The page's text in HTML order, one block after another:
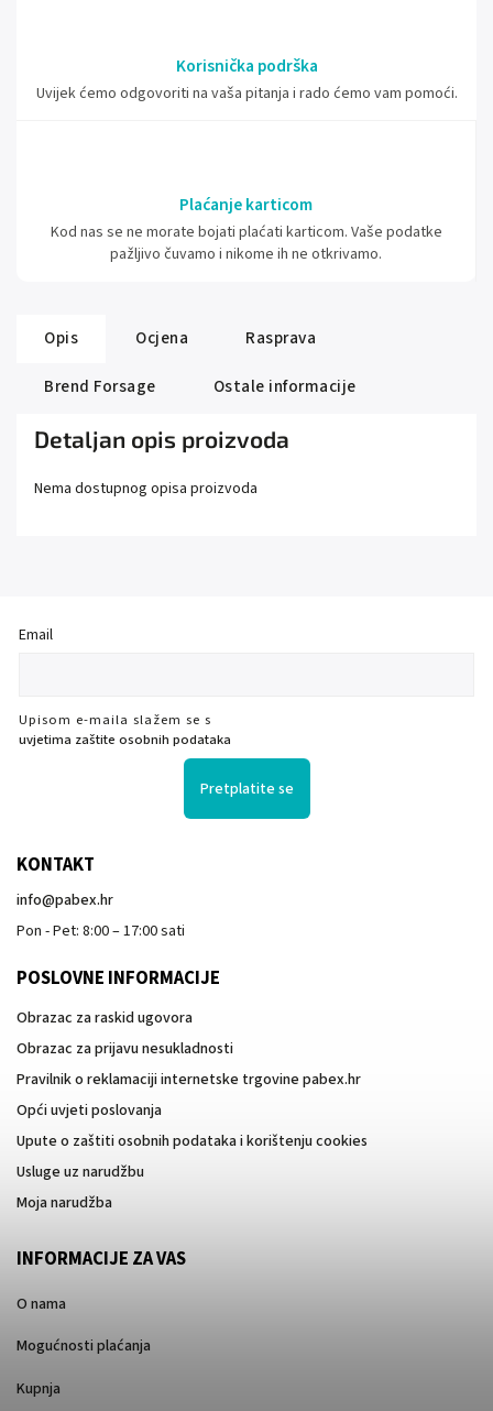
Korisnička podrška
Uvijek ćemo odgovoriti na vaša pitanja i rado ćemo vam pomoći.
Plaćanje karticom
Kod nas se ne morate bojati plaćati karticom. Vaše podatke
pažljivo čuvamo i nikome ih ne otkrivamo.
Opis Ocjena
Rasprava
Brend Forsage Ostale informacije
Detaljan opis proizvoda
Nema dostupnog opisa proizvoda
Email
Upisom e-maila slažem se s
uvjetima zaštite osobnih podataka
Pretplatite se
KONTAKT
info@pabex.hr
Pon - Pet: 8:00 – 17:00 sati
POSLOVNE INFORMACIJE
Obrazac za raskid ugovora
Obrazac za prijavu nesukladnosti
Pravilnik o reklamaciji internetske trgovine pabex.hr
Opći uvjeti poslovanja
Upute o zaštiti osobnih podataka i korištenju cookies
Usluge uz narudžbu
Moja narudžba
INFORMACIJE ZA VAS
O nama
Mogućnosti plaćanja
Kupnja